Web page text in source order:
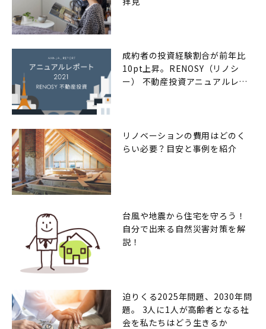
成約者の投資経験割合が前年比
10pt上昇。RENOSY（リノシ
ー） 不動産投資アニュアルレポ
リノベーションの費用はどのく
らい必要？目安と事例を紹介
台風や地震から住宅を守ろう！
自分で出来る自然災害対策を解
説！
迫りくる2025年問題、2030年問
題。 3人に1人が高齢者となる社
会を私たちはどう生きるか